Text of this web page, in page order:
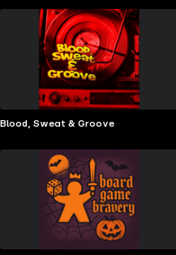
Blood, Sweat & Groove